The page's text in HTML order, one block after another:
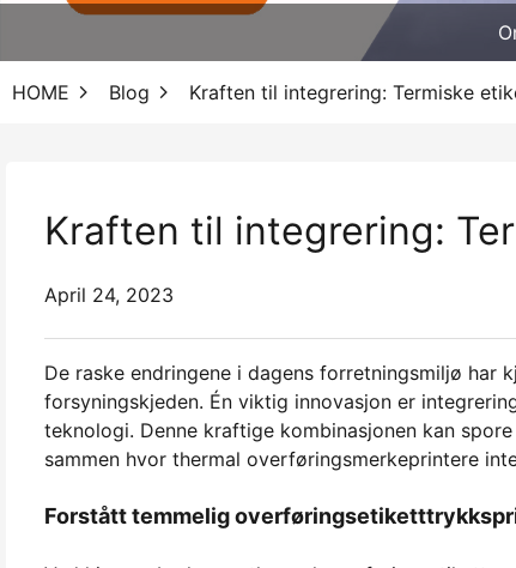
HOME Blog Kraften til integrering: Termiske
Kraften til integrering:
April 24, 2023
De raske endringene i dagens forretningsmiljø
forsyningskjeden. Én viktig innovasjon er
teknologi. Denne kraftige kombinasjonen kan
sammen hvor thermal overføringsmerkeprintere
Forstått temmelig